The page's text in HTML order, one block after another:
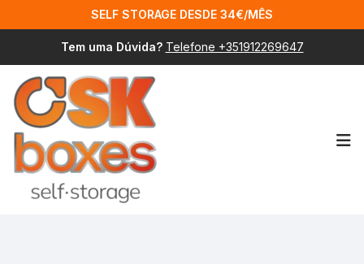
SELF STORAGE DESDE 34€/MÊS
Tem uma Dúvida? Telefone +351912269647